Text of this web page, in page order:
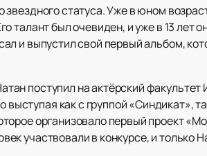
звездного статуса. Уже в юном
талант был очевиден, и уже в 13 лет
и выпустил свой первый альбом,
поступил на актёрский
как с группой «Синдикат»,
организовало первый проект
участвовали в конкурсе, и только